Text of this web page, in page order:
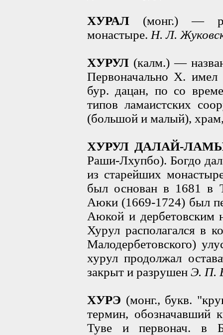
ХУРАЛ (монг.) —
монастыре. Н. Л.
ХУРУЛ (калм.) —
Первоначально X.
бур. дацан, по со
типов ламаистских
(большой и малый),
ХУРУЛ ДАЛАЙ-
Раши-Лхупбо). Богдо
из старейших
был основан в 1681 в
Аюки (1669-1724) был
Аюкой и
Хурул располагался в
Малодербетовского)
хурул продолжал
закрыт и разрушен Э. П.
ХУРЭ (монг., букв.
термин, обозначавший
Туве и первонач. в